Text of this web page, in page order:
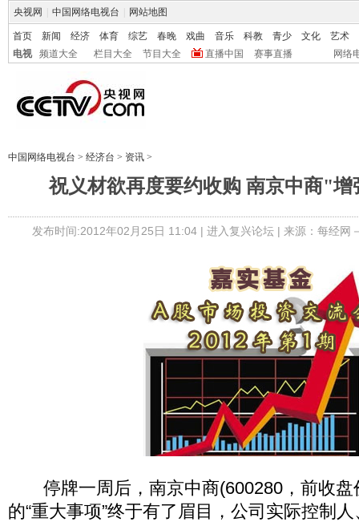
央视网 中国网络电视台 网站地图
首页 新闻 经济 体育 综艺 春晚 戏曲 音乐 科教 青少 文化
艺术
电视
频道大全 栏目大全 节目大全 直播中国 赛事直播 网络
中国网络电视台 > 经济台 > 资讯 >
祝义材欲再度要约收购 南京中商"
发布时间:2012年02月25日 11:04 | 进入复兴论坛| 来源：每经网
停牌一周后，南京中商(600280，前收盘
的“重大事项”终于有了眉目，公司实际控制